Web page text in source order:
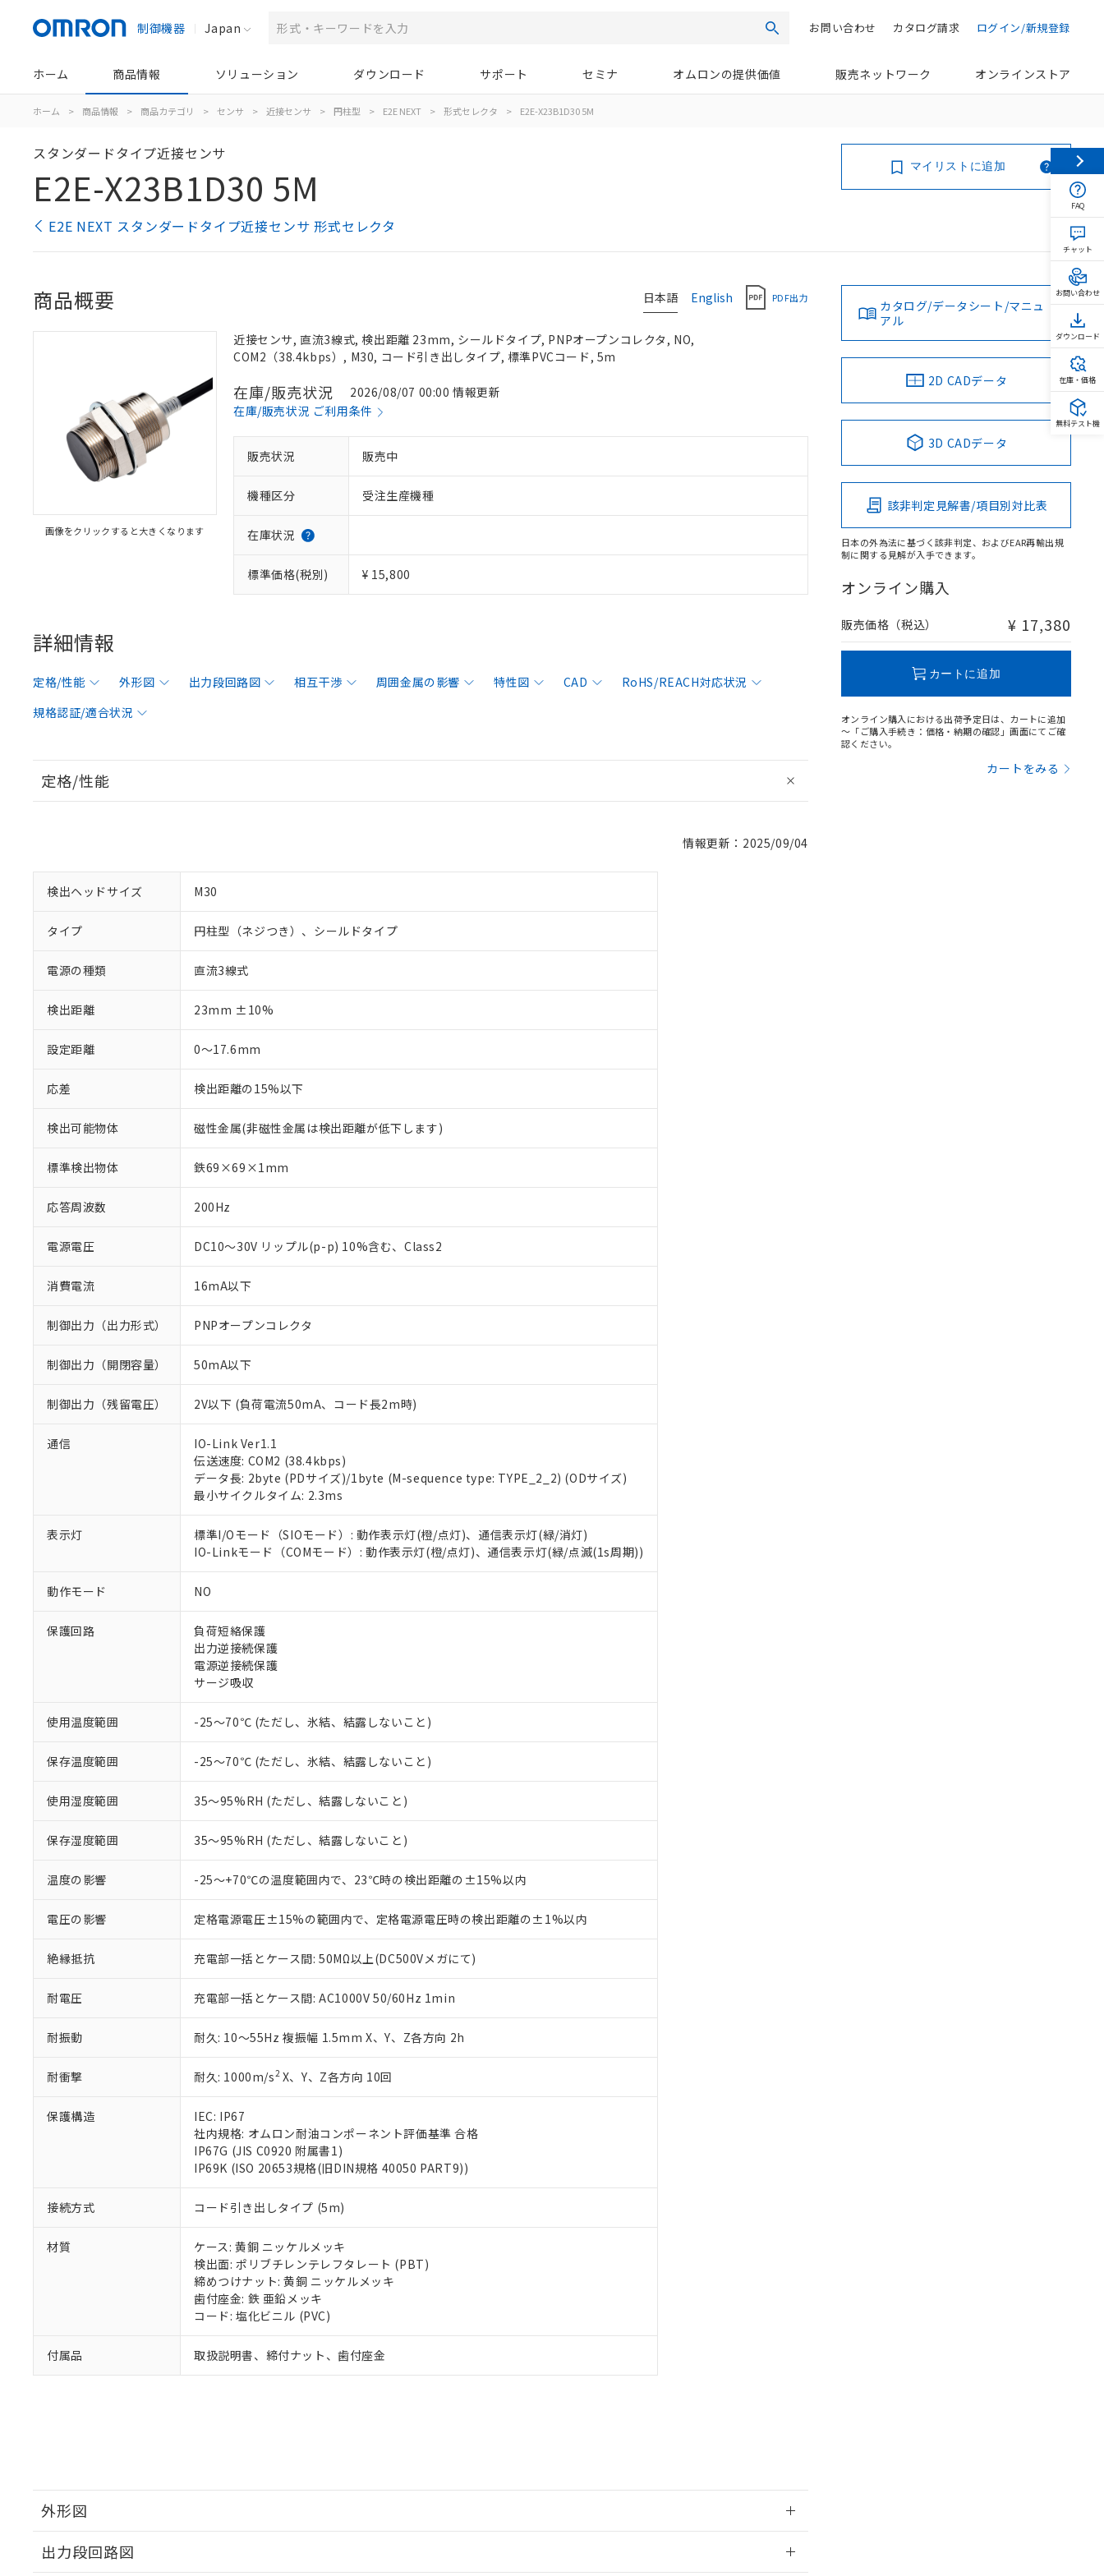
制御機器 Japan 検索 ログイン/新規登録
カタログ請求
お問い合わせ
ホーム 商品情報 ソリューション ダウンロード サポート セミナ オムロンの提供価値 販売ネットワーク オンラインストア
ホーム > 商品情報 > 商品カテゴリ > センサ > 近接センサ > 円柱型 > E2E NEXT > 形式セレクタ > E2E-X23B1D30 5M
スタンダードタイプ近接センサ
E2E-X23B1D30 5M
E2E NEXT スタンダードタイプ近接センサ 形式セレクタ
マイリストに追加
日本語 English PDF出力
商品概要
画像をクリックすると大きくなります
近接センサ, 直流3線式, 検出距離 23mm, シールドタイプ, PNPオープンコレクタ, NO,
COM2（38.4kbps）, M30, コード引き出しタイプ, 標準PVCコード, 5m
在庫/販売状況
2026/08/07 00:00 情報更新
在庫/販売状況 ご利用条件
販売状況 販売中
機種区分 受注生産機種
在庫状況
標準価格(税別) ¥ 15,800
詳細情報
定格/性能 外形図 出力段回路図 相互干渉 周囲金属の影響 特性図 CAD
RoHS/REACH対応状況
規格認証/適合状況
定格/性能
情報更新：2025/09/04
検出ヘッドサイズ M30
タイプ 円柱型（ネジつき）、シールドタイプ
電源の種類 直流3線式
検出距離 23mm ±10%
設定距離 0～17.6mm
応差 検出距離の15%以下
検出可能物体 磁性金属(非磁性金属は検出距離が低下します)
標準検出物体 鉄69×69×1mm
応答周波数 200Hz
電源電圧 DC10～30V リップル(p-p) 10%含む、Class2
消費電流 16mA以下
制御出力（出力形式） PNPオープンコレクタ
制御出力（開閉容量） 50mA以下
制御出力（残留電圧） 2V以下 (負荷電流50mA、コード長2m時)
通信
IO-Link Ver1.1
伝送速度: COM2 (38.4kbps)
データ長: 2byte (PDサイズ)/1byte (M-sequence type: TYPE_2_2) (ODサイズ)
最小サイクルタイム: 2.3ms
表示灯
標準I/Oモード（SIOモード）: 動作表示灯(橙/点灯)、通信表示灯(緑/消灯)
IO-Linkモード（COMモード）: 動作表示灯(橙/点灯)、通信表示灯(緑/点滅(1s周期))
動作モード NO
保護回路
負荷短絡保護
出力逆接続保護
電源逆接続保護
サージ吸収
使用温度範囲 -25～70℃ (ただし、氷結、結露しないこと)
保存温度範囲 -25～70℃ (ただし、氷結、結露しないこと)
使用湿度範囲 35～95%RH (ただし、結露しないこと)
保存湿度範囲 35～95%RH (ただし、結露しないこと)
温度の影響 -25～+70℃の温度範囲内で、23℃時の検出距離の±15%以内
電圧の影響 定格電源電圧±15%の範囲内で、定格電源電圧時の検出距離の±1%以内
絶縁抵抗 充電部一括とケース間: 50MΩ以上(DC500Vメガにて)
耐電圧 充電部一括とケース間: AC1000V 50/60Hz 1min
耐振動 耐久: 10～55Hz 複振幅 1.5mm X、Y、Z各方向 2h
耐衝撃 耐久: 1000m/s2X、Y、Z各方向 10回
保護構造
IEC: IP67
社内規格: オムロン耐油コンポーネント評価基準 合格
IP67G (JIS C0920 附属書1)
IP69K (ISO 20653規格(旧DIN規格 40050 PART9))
接続方式 コード引き出しタイプ (5m)
材質
ケース: 黄銅 ニッケルメッキ
検出面: ポリブチレンテレフタレート (PBT)
締めつけナット: 黄銅 ニッケルメッキ
歯付座金: 鉄 亜鉛メッキ
コード: 塩化ビニル (PVC)
付属品 取扱説明書、締付ナット、歯付座金
外形図
出力段回路図
カタログ/データシート/マニュ
アル
2D CADデータ
3D CADデータ
該非判定見解書/項目別対比表
日本の外為法に基づく該非判定、およびEAR再輸出規
制に関する見解が入手できます。
オンライン購入
販売価格（税込） ¥ 17,380
カートに追加
オンライン購入における出荷予定日は、カートに追加
～「ご購入手続き：価格・納期の確認」画面にてご確
認ください。
カートをみる
ご利用条件
本サービスは、当社制御機器事業取扱商品の当社在庫状況および標準価格(税抜)を提供させていただ
正式な納期状況および標準価格はお客様のお取引先、またはお客様担当のオムロン制御機器販売店・
当社販売員にご相談ください。
在庫状況および標準価格結果を当社の事前の承諾なく第三者に漏洩または開示しないようお願いしま
す。
マイパーツ機能（部品リスト作成サービス）をご利用いただくには、I-Webメンバーズにご登録され
ている必要があります。
お客様が当ウェブサイト上で当社にご登録された部品リストについて、当社および当社の共同利用者
が、当社の製品・サービスに関するお客様との取引・商談に必要な範囲で利用することをご了承くだ
※当社の共同利用者とは、"個人情報の共同利用に関して"
いる法人を指します。
※1 対応状況
対応済み：EU RoHS指令（10物質）の非含有に対応した製品が提供可能な商品です。
対応予定：EU RoHS指令（10物質）の非含有に対応した製品に切り替える予定のある商品です。
非該当品：ライセンス料など無形物で、有害物質有無と関係のない商品です。
仕入先様の事情により、非含有部品としていたものが、含有品と判明した場合などやむを得ず変更すること
があります。
*EU RoHS指令（10物質）：
鉛(Pb) 1000ppm以下、 水銀(Hg) 1000ppm以下、 カドミウム(Cd) 100ppm以下、
六価クロム(Cr(Ⅵ)) 1000ppm以下、ポリ臭化ビフェニル類(PBB) 1000ppm以下、ポリ臭化ジフェニルエーテル類(PBDE) 1000ppm以下、
フタル酸ビス(2-エチルヘキシル) (DEHP)(別名：DOP) 1000ppm以下、フタル酸ブチルベンジル（BBP） 1000ppm以下、フタル酸ジブチ
ル（DBP） 1000ppm以下、フタル酸ジイソブチル (DIBP) 1000ppm以下
但し、RoHS指令で産業用監視および制御機器に対する適用除外項目は除く。
※2 対応予定月
部品在庫の切り替え状況などにより、予定月が前後することがあります。
※3 非含有証明書ダウンロード
下記の非含有証明書をダウンロードすることができます。
51物質の非含有証明書（当社基準）
※本証明書は発行日時点で非含有を証明するもので、過去に遡って非含有を証明するものではありません。
また、RoHS指令のフタル酸エステル類４物質の対応では、対応完了までの期間は出荷製品に未対応品が
混在することから備考欄に対応日を記載しておりました。
既に当社にて対応品への在庫切替を完了していることから、特段のことがない限り、2022年1月12日よ
※1 中国RoHS○×表
「－」：未確認です。当社販売部門へお問い合わせください。
*中国RoHS10物質の基準値 (GB/T26572)：
Pb(鉛) :1000ppm、 Hg(水銀) : 1000ppm、 Cd(カドミウム) : 100ppm、
DEHP(フタル酸ビス(2-エチルヘキシル)) : 1000ppm
※2 環境保護使用期限
「10」：通常の使用状況下において有害物質が外部に漏えいし、環境に深刻な影響を及ぼさない年数を意
味します。
「－」：未確認です。当社販売部門へお問い合わせください。
当社は、これら貴社製品のうち、外国為替および外国貿易法に定める商品（以下｢規制貨物等」とい
当社は貴社製品を、核兵器、ミサイル、化学兵器、生物兵器またはその他武器並びにこれらの製造装
置等に一切使用いたしません。
当社は、貴社製品を第三者に販売する場合は、上記1、2および3の内容を当該第三者に通知します。
たしません。
△ 一定数には満たないが在庫あり
－
在庫なし(最新の在庫状況については、お客様のお取引先、またはお客様担当のオムロン制御
白
FAQ
チャット
お問い合わせ
ダウンロード
在庫・価格
無料テスト機